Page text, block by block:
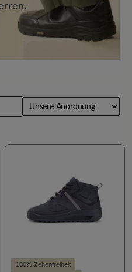
100% Zehenfreiheit